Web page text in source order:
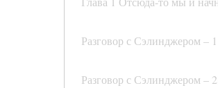
Разговор с Сэлинджером – 1
Разговор с Сэлинджером –